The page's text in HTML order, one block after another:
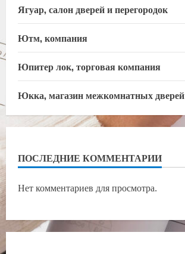
Ягуар, салон дверей и перегородок
Ютм, компания
Юпитер лок, торговая компания
Юкка, магазин межкомнатных дверей
ПОСЛЕДНИЕ КОММЕНТАРИИ
Нет комментариев для просмотра.